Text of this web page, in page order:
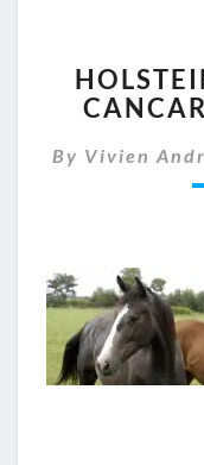
By Vivien